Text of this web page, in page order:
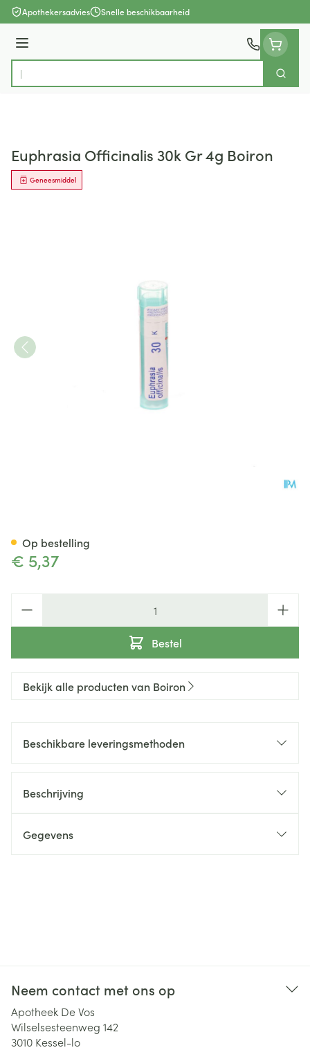
Ga naar de inhoud
Apothekersadvies Snelle beschikbaarheid
Menu
Product, merk, categorie...
Zoek
Euphrasia Officinalis 30k Gr 4g Boiron
Geneesmiddel
€ 5,37
Bestel
Op bestelling
Bekijk alle producten van Boiron
Beschikbare leveringsmethoden
Beschrijving
Gegevens
Neem contact met ons op
Apotheek De Vos
Wilselsesteenweg 142
3010 Kessel-lo